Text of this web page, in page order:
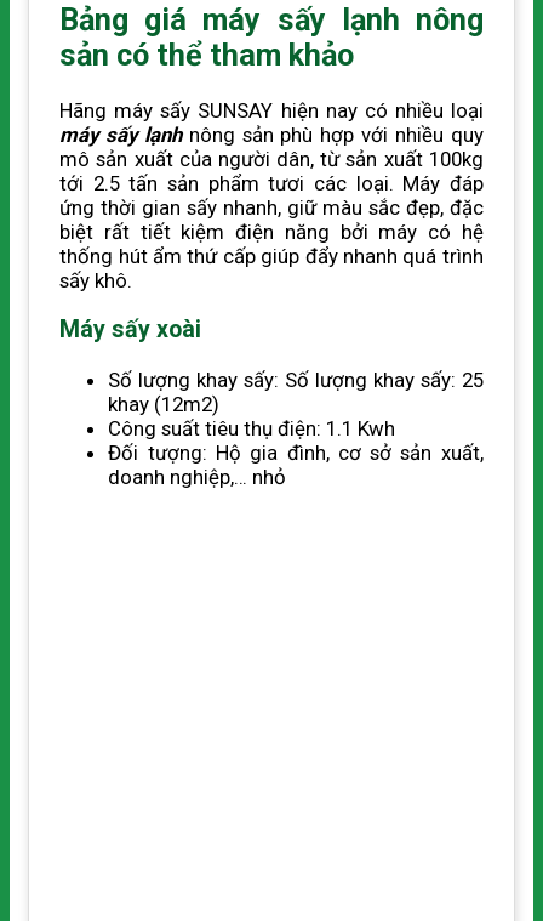
Bảng giá máy sấy lạnh nông
sản có thể tham khảo
Hãng máy sấy SUNSAY hiện nay có nhiều loại
máy sấy lạnhnông sản phù hợp với nhiều quy
mô sản xuất của người dân, từ sản xuất 100kg
tới 2.5 tấn sản phẩm tươi các loại. Máy đáp
ứng thời gian sấy nhanh, giữ màu sắc đẹp, đặc
biệt rất tiết kiệm điện năng bởi máy có hệ
thống hút ẩm thứ cấp giúp đẩy nhanh quá trình
sấy khô.
Máy sấy xoài
Số lượng khay sấy: Số lượng khay sấy: 25
khay (12m2)
Công suất tiêu thụ điện: 1.1 Kwh
Đối tượng: Hộ gia đình, cơ sở sản xuất,
doanh nghiệp,… nhỏ